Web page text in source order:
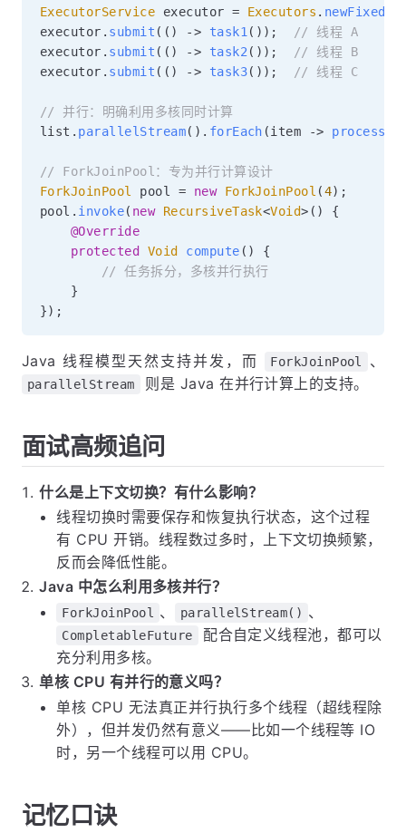
ExecutorService executor = Executors .
executor . submit ( ( ) -> task1 ( ) ) ;
// 线程 A
executor . submit ( ( ) -> task2 ( ) ) ;
// 线程 B
executor . submit ( ( ) -> task3( ) ) ; // 线程 C
// 并行：明确利用多核同时计算
list . parallelStream( ) . forEach (item -> process
// ForkJoinPool：专为并行计算设计
ForkJoinPool
pool = new ForkJoinPool (4) ;
pool . invoke( new RecursiveTask<Void> ( )
{
@Override
protected
Void compute ( )
{
// 任务拆分，多核并行执行
}
}) ;
Java 线程模型天然支持并发，而 ForkJoinPool 、
parallelStream 则是 Java 在并行计算上的支持。
面试高频追问
什么是上下文切换？有什么影响？
线程切换时需要保存和恢复执行状态，这个过程
有 CPU 开销。线程数过多时，上下文切换频繁，
反而会降低性能。
Java 中怎么利用多核并行？
ForkJoinPool 、 parallelStream() 、
CompletableFuture
配合自定义线程池，都可以
充分利用多核。
单核 CPU 有并行的意义吗？
单核 CPU 无法真正并行执行多个线程（超线程除
外），但并发仍然有意义——比如一个线程等 IO
时，另一个线程可以用 CPU。
记忆口诀